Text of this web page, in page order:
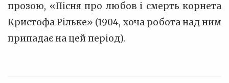
прозою, «Пісня про любов і смерть корнета
Кристофа Рільке» (1904, хоча робота над ним
припадає на цей період).